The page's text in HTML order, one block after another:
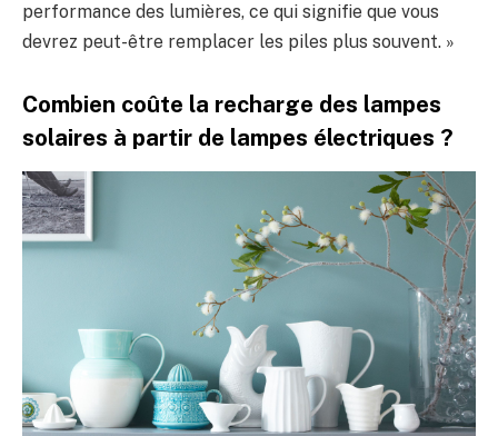
performance des lumières, ce qui signifie que vous
devrez peut-être remplacer les piles plus souvent. »
Combien coûte la recharge des lampes
solaires à partir de lampes électriques ?